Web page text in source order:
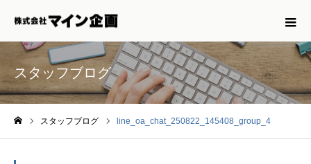
スタッフブログ
スタッフブログ line_oa_chat_250822_145408_group_4